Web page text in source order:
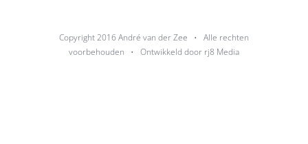
Copyright 2016André van der Zee • Alle rechten
voorbehouden • Ontwikkeld door rj8 Media